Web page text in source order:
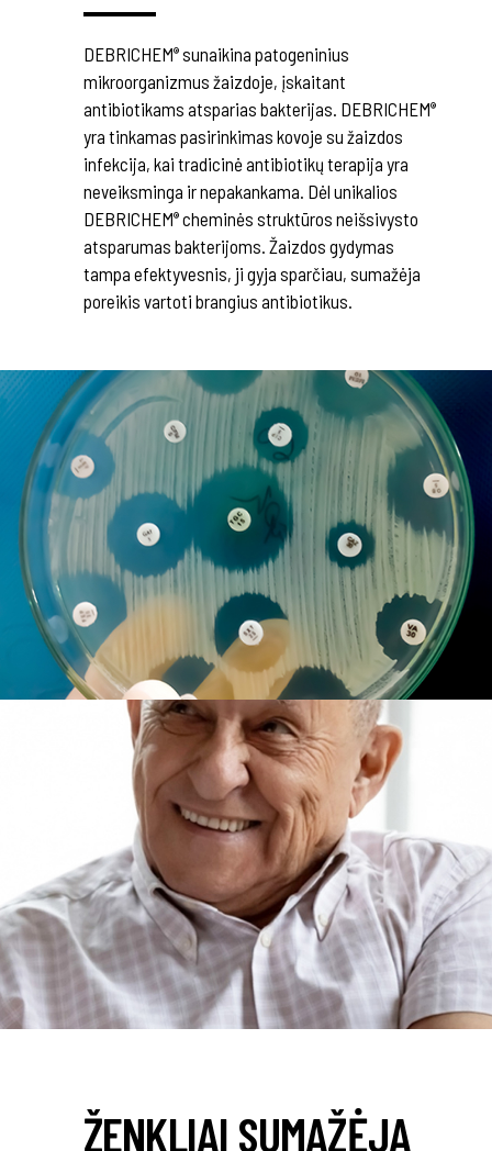
DEBRICHEM®sunaikina patogeninius
mikroorganizmus žaizdoje, įskaitant
antibiotikams atsparias bakterijas. DEBRICHEM®
yra tinkamas pasirinkimas kovoje su žaizdos
infekcija, kai tradicinė antibiotikų terapija yra
neveiksminga ir nepakankama. Dėl unikalios
DEBRICHEM®cheminės struktūros neišsivysto
atsparumas bakterijoms. Žaizdos gydymas
tampa efektyvesnis, ji gyja sparčiau, sumažėja
poreikis vartoti brangius antibiotikus.
ŽENKLIAI SUMAŽĖJA